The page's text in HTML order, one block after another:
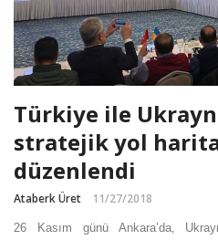
Türkiye ile
stratejik yol
düzenlendi
Ataberk Üret 11/27/2018
26 Kasım günü Ankara’da,